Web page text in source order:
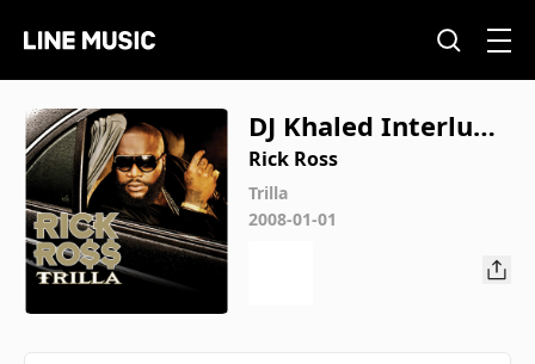
DJ Khaled Interlude
(Album Version (Edi
ted))
Rick Ross
Trilla
2008-01-01